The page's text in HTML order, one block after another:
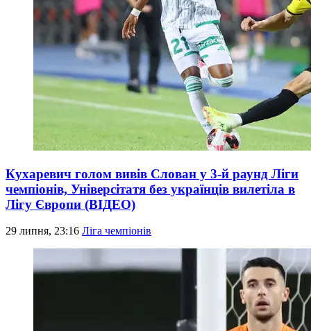
Кухаревич голом вивів Слован у 3-й раунд Ліги
чемпіонів, Універсітатя без українців вилетіла в
Лігу Європи (ВІДЕО)
29 липня, 23:16 Ліга чемпіонів